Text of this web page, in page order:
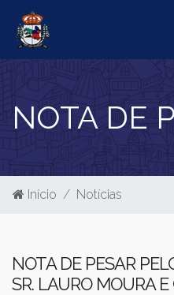
NOTA DE
Início Notícias
NOTA DE PESAR
SR. LAURO MOURA E